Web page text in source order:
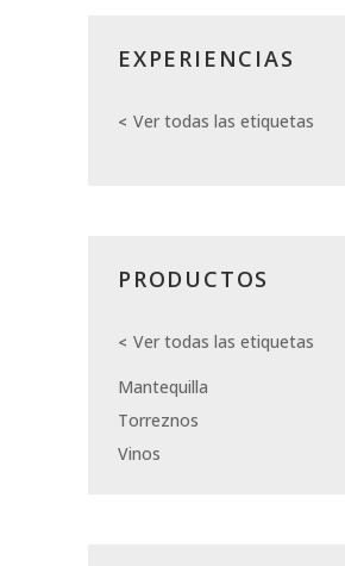
EXPERIENCIAS
Ver todas las etiquetas
PRODUCTOS
Ver todas las etiquetas
Mantequilla
Torreznos
Vinos